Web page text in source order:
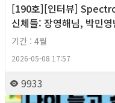
[190호][인터뷰]
신체들: 장영해님, 박민
기간 : 4월
2026-05-08 17:57
9933